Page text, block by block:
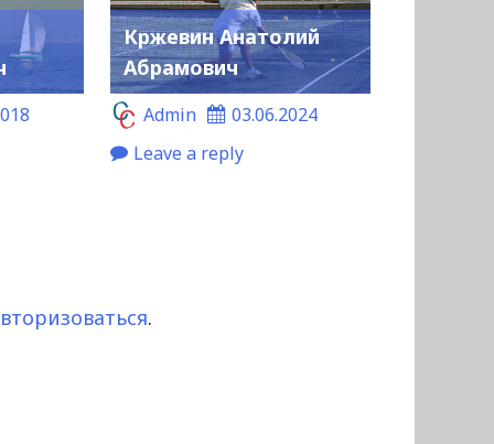
Кржевин Анатолий
Абрамович
Admin
03.06.2024
Leave a reply
.